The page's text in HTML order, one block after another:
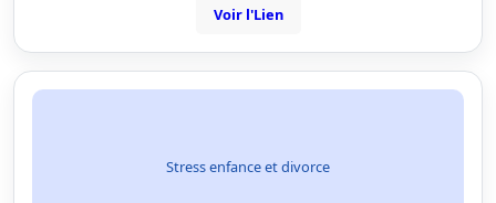
Voir l'Lien
Stress enfance et divorce